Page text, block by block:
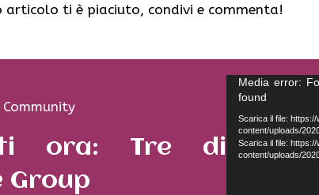
articolo ti è piaciuto, condivi e commenta!
Community
ora: Tre di
Group
Video
Player
Media error:
found
Scarica il file:
content/uploads/
Scarica il file:
content/uploads/